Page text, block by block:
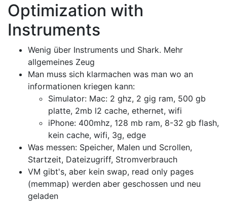
Optimization with
Instruments
Wenig über Instruments und Shark. Mehr
allgemeines Zeug
Man muss sich klarmachen was man wo an
informationen kriegen kann:
Simulator: Mac: 2 ghz, 2 gig ram, 500 gb
platte, 2mb l2 cache, ethernet, wifi
iPhone: 400mhz, 128 mb ram, 8-32 gb flash,
kein cache, wifi, 3g, edge
Was messen: Speicher, Malen und Scrollen,
Startzeit, Dateizugriff, Stromverbrauch
VM gibt's, aber kein swap, read only pages
(memmap) werden aber geschossen und neu
geladen